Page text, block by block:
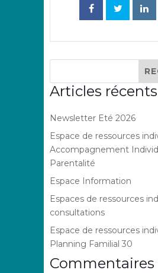
Articles récents
Newsletter Eté 2026
Espace de ressources
Accompagnement
Parentalité
Espace Information
Espaces de ressources
consultations
Espace de ressources
Planning Familial 30
Commentaires